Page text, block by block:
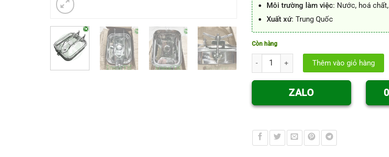
Môi trường làm việc: Nước, hoá
Xuất xứ: Trung Quốc
Còn hàng
Nắp bồn hình chữ nhật inox vi sinh số lượng
Thêm vào giỏ hàng
ZALO